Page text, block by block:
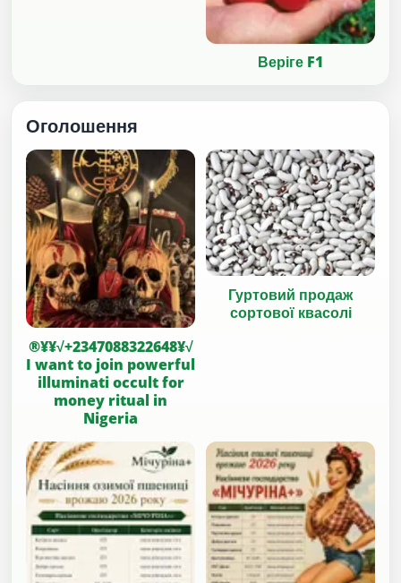
Веріге F1
Оголошення
®¥¥√+2347088322648¥√
I want to join powerful
illuminati occult for
money ritual in
Nigeria
Гуртовий продаж
сортової квасолі